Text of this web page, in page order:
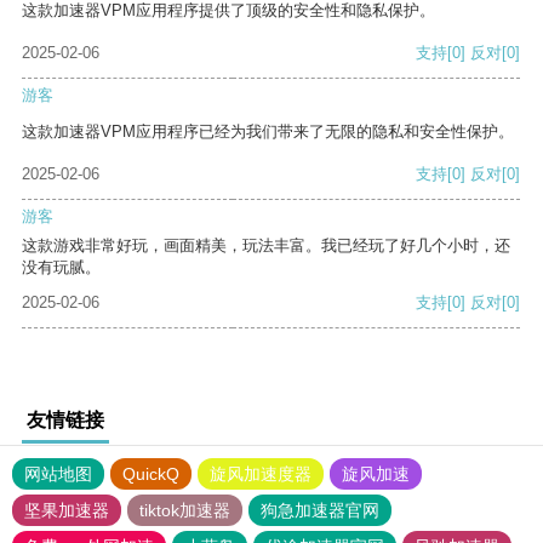
这款加速器VPM应用程序提供了顶级的安全性和隐私保护。
2025-02-06 支持[0] 反对[0]
游客
这款加速器VPM应用程序已经为我们带来了无限的隐私和安全性保护。
2025-02-06 支持[0] 反对[0]
游客
这款游戏非常好玩，画面精美，玩法丰富。我已经玩了好几个小时，还
没有玩腻。
2025-02-06
支持[0] 反对[0]
友情链接
网站地图 QuickQ 旋风加速度器
旋风加速
坚果加速器
tiktok加速器
狗急加速器官网